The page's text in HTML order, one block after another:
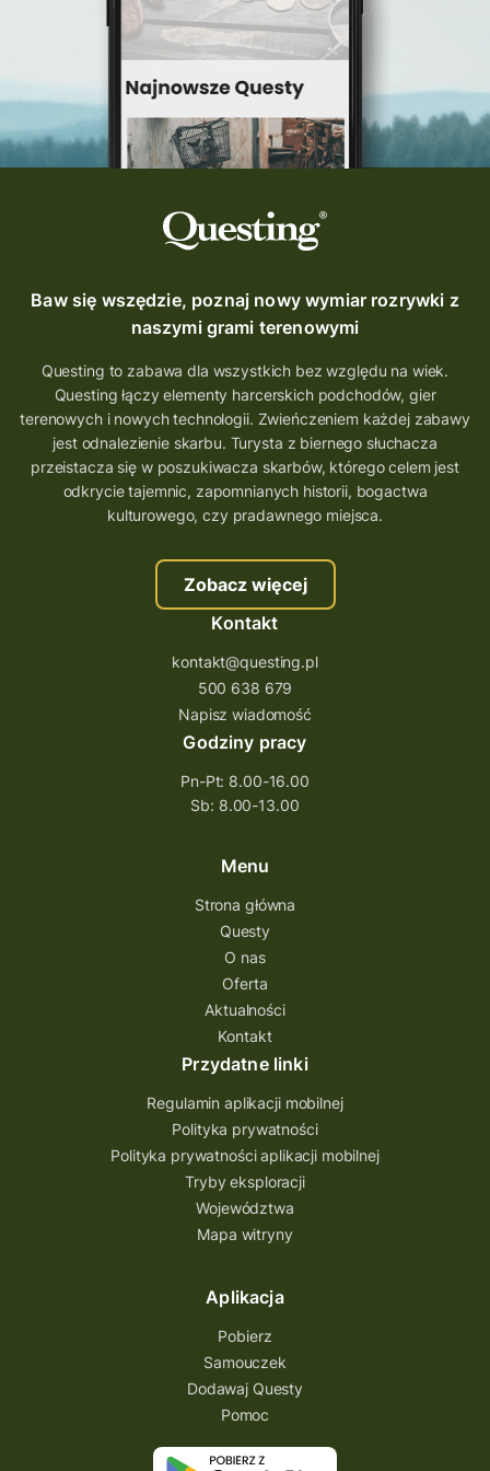
Quest Szlak Przygody
przygoda
nowy quest
najlepsze questy
wycieczki
turystyka przygodowa
Szlak Przygody
szkolenie
szkło
scieżka questingowa
questy w Polsce
questujznami
QUESTOMANIA
questing.pl
Quest Koziołek Matołek
gra miejska
co zobaczyć na Śląsku
aplikacja questy
aplikacja gry terenowe
wielkopolskie questy
wakacje z questami
trenerzy questingu
szkolenie tworzenie questów
szkolenie questing
Stefan Żeromski
ścieżka
Rzeszów
questy świętokrzyskie
questujwpolsce
questuj z nami
questingwyprawa po skarb
questingowy projekt współpracy
questing wielkopolska
Questing Przecławski
Questing Łódzkie
questing gry terenowe
Quest Świętokrzyskie
quest na szlaku Przygody
Quest Bolestraszyce
Quest Arboretum
Przecław Quest
projekt
Pogórze Dynowskie
Partnerstwo Questingu
Park Etnograficzny w Tokarni
Park Etnograficzny
natura
mazowieckie
Hutniczy Ostrowiec
gry terenowe
gry edukacyjne
Baw się wszędzie, poznaj nowy wymiar rozrywki z
naszymi grami terenowymi
Questing to zabawa dla wszystkich bez względu na wiek.
Questing łączy elementy harcerskich podchodów, gier
terenowych i nowych technologii. Zwieńczeniem każdej zabawy
jest odnalezienie skarbu. Turysta z biernego słuchacza
przeistacza się w poszukiwacza skarbów, którego celem jest
odkrycie tajemnic, zapomnianych historii, bogactwa
kulturowego, czy pradawnego miejsca.
Zobacz więcej
Kontakt
kontakt@questing.pl
500 638 679
Napisz wiadomość
Godziny pracy
Pn-Pt: 8.00-16.00
Sb: 8.00-13.00
Menu
Strona główna
Questy
O nas
Oferta
Aktualności
Kontakt
Przydatne linki
Regulamin aplikacji mobilnej
Polityka prywatności
Polityka prywatności aplikacji mobilnej
Tryby eksploracji
Województwa
Mapa witryny
Aplikacja
Pobierz
Samouczek
Dodawaj Questy
Pomoc